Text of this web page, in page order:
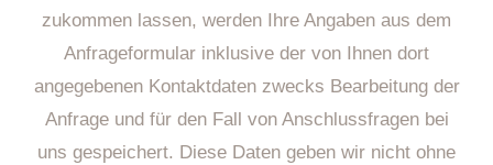
zukommen lassen, werden Ihre Angaben aus dem
Anfrageformular inklusive der von Ihnen dort
angegebenen Kontaktdaten zwecks Bearbeitung der
Anfrage und für den Fall von Anschlussfragen bei
uns gespeichert. Diese Daten geben wir nicht ohne